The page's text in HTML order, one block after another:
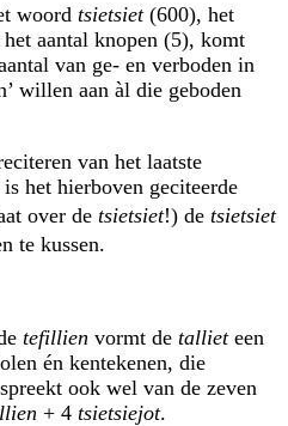
woord tsietsiet(600), het
aantal knopen (5), komt
van ge- en verboden in
willen aan àl die geboden
van het laatste
het hierboven geciteerde
over de tsietsiet!) de tsietsiet
te kussen.
tefillien vormt de tallieteen
én kentekenen, die
ook wel van de zeven
+ 4 tsietsiejot.